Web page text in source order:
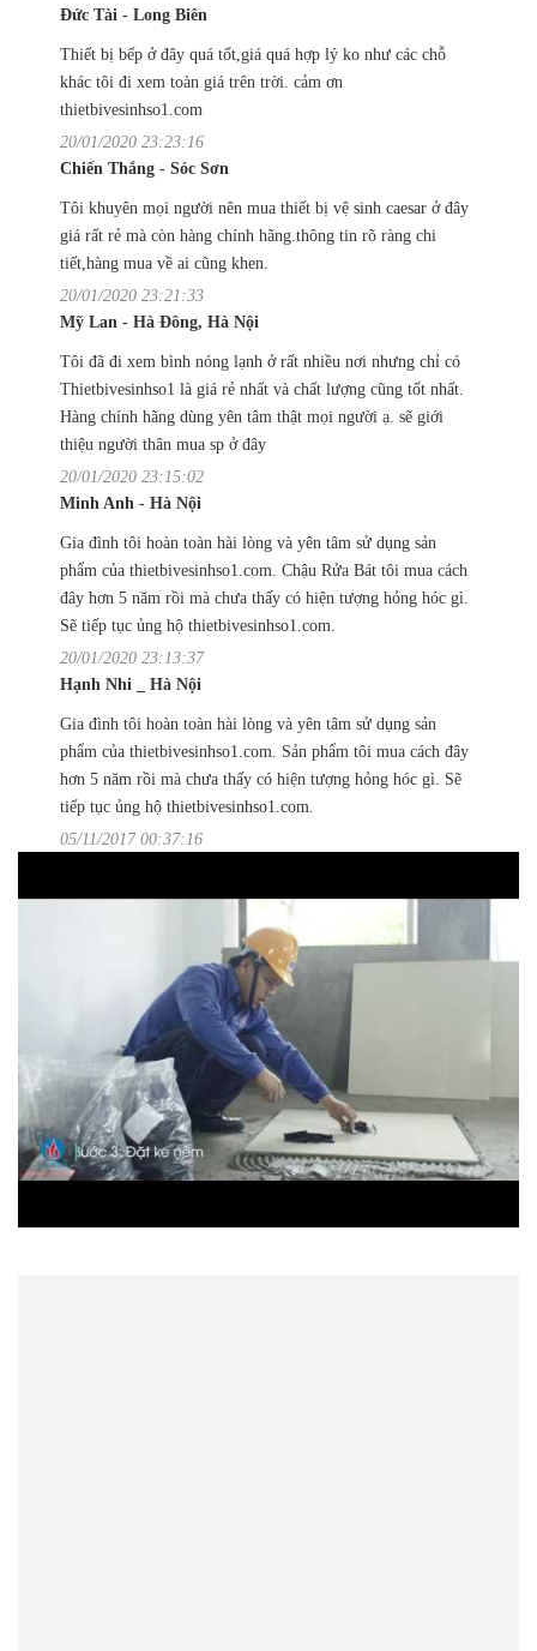
Đức Tài - Long Biên
Thiết bị bếp ở đây quá tốt,giá quá hợp lý ko như các chỗ
khác tôi đi xem toàn giá trên trời. cảm ơn
thietbivesinhso1.com
20/01/2020 23:23:16
Chiến Thắng - Sóc Sơn
Tôi khuyên mọi người nên mua thiết bị vệ sinh caesar ở đây
giá rất rẻ mà còn hàng chính hãng.thông tin rõ ràng chi
tiết,hàng mua về ai cũng khen.
20/01/2020 23:21:33
Mỹ Lan - Hà Đông, Hà Nội
Tôi đã đi xem bình nóng lạnh ở rất nhiều nơi nhưng chỉ có
Thietbivesinhso1 là giá rẻ nhất và chất lượng cũng tốt nhất.
Hàng chính hãng dùng yên tâm thật mọi người ạ. sẽ giới
thiệu người thân mua sp ở đây
20/01/2020 23:15:02
Minh Anh - Hà Nội
Gia đình tôi hoàn toàn hài lòng và yên tâm sử dụng sản
phẩm của thietbivesinhso1.com. Chậu Rửa Bát tôi mua cách
đây hơn 5 năm rồi mà chưa thấy có hiện tượng hỏng hóc gì.
Sẽ tiếp tục ủng hộ thietbivesinhso1.com.
20/01/2020 23:13:37
Hạnh Nhi _ Hà Nội
Gia đình tôi hoàn toàn hài lòng và yên tâm sử dụng sản
phẩm của thietbivesinhso1.com. Sản phẩm tôi mua cách đây
hơn 5 năm rồi mà chưa thấy có hiện tượng hỏng hóc gì. Sẽ
tiếp tục ủng hộ thietbivesinhso1.com.
05/11/2017 00:37:16